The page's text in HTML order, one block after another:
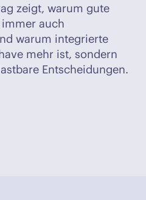
zeigt, warum gute
auch
warum integrierte
mehr ist, sondern
Entscheidungen.